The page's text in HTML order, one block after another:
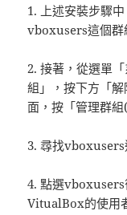
1. 上述安裝步驟
vboxusers這個群
2. 接著，從選單
組」，按下方「
面，按「管理群
3. 尋找vboxusers
4. 點選vboxusers
VitualBox的使用